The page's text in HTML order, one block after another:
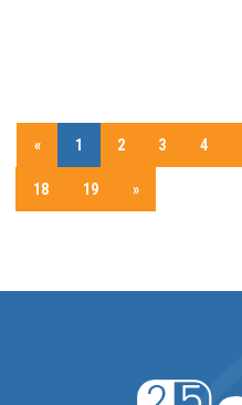
« 1 2 3 4
18 19 »